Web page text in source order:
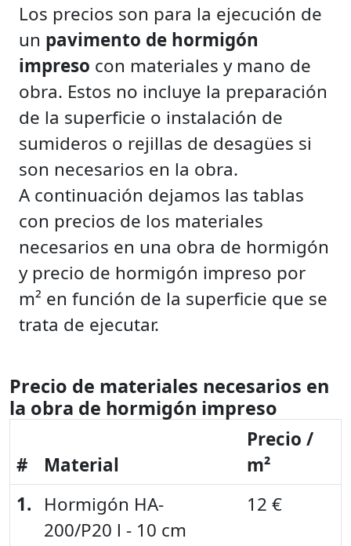
Los precios son para la ejecución de
un pavimento de hormigón
impreso con materiales y mano de
obra. Estos no incluye la preparación
de la superficie o instalación de
sumideros o rejillas de desagües si
son necesarios en la obra.
A continuación dejamos las tablas
con precios de los materiales
necesarios en una obra de hormigón
y precio de hormigón impreso por
m² en función de la superficie que se
trata de ejecutar.
Precio de materiales necesarios en
la obra de hormigón impreso
# Material
Precio /
m²
1.
Hormigón HA-
200/P20 l - 10 cm
12 €